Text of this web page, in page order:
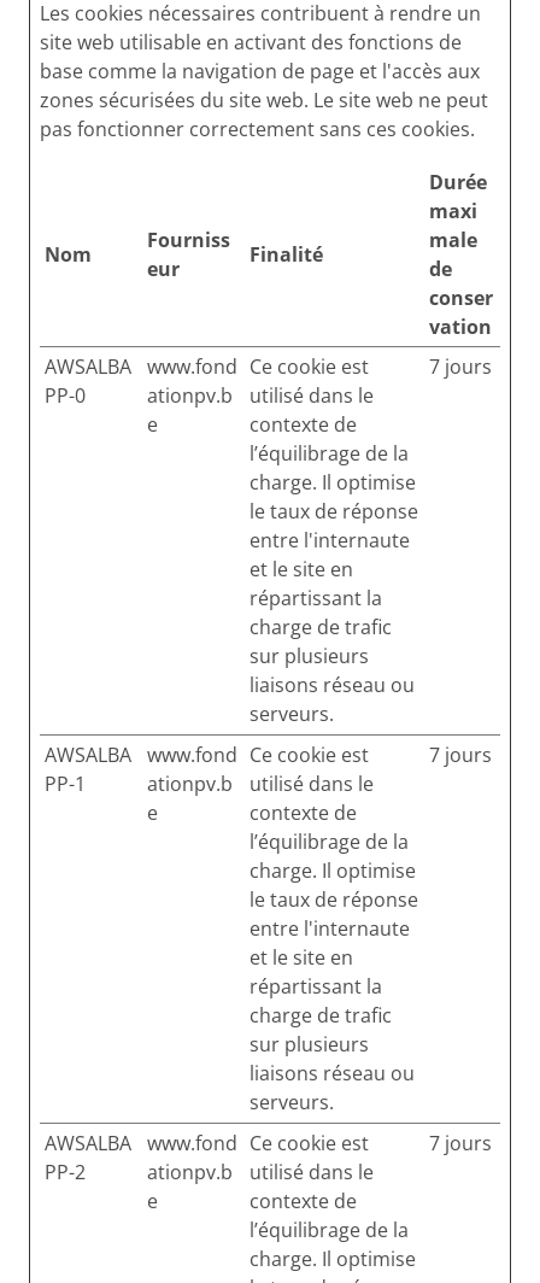
Les cookies nécessaires contribuent à rendre un
site web utilisable en activant des fonctions de
base comme la navigation de page et l'accès aux
zones sécurisées du site web. Le site web ne peut
pas fonctionner correctement sans ces cookies.
Nom
Fourniss
eur
Finalité
Durée
maxi
male
de
conser
vation
AWSALBA
PP-0
www.fond
ationpv.b
e
Ce cookie est
utilisé dans le
contexte de
l’équilibrage de la
charge. Il optimise
le taux de réponse
entre l'internaute
et le site en
répartissant la
charge de trafic
sur plusieurs
liaisons réseau ou
serveurs.
7 jours
AWSALBA
PP-1
www.fond
ationpv.b
e
Ce cookie est
utilisé dans le
contexte de
l’équilibrage de la
charge. Il optimise
le taux de réponse
entre l'internaute
et le site en
répartissant la
charge de trafic
sur plusieurs
liaisons réseau ou
serveurs.
7 jours
AWSALBA
PP-2
www.fond
ationpv.b
e
Ce cookie est
utilisé dans le
contexte de
l’équilibrage de la
charge. Il optimise
7 jours